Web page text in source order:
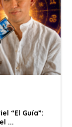
“El Guía”:
...